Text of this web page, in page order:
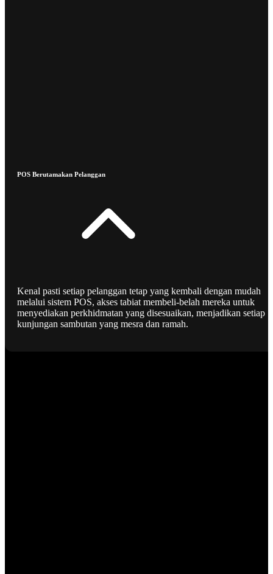
POS Berutamakan Pelanggan
Kenal pasti setiap pelanggan tetap yang kembali dengan mudah
melalui sistem POS, akses tabiat membeli-belah mereka untuk
menyediakan perkhidmatan yang disesuaikan, menjadikan setiap
kunjungan sambutan yang mesra dan ramah.